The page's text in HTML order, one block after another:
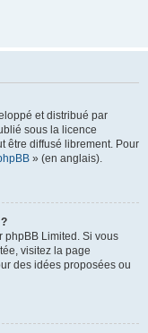
et distribué par
sous la licence
être diffusé librement. Pour
» (en anglais).
phpBB Limited. Si vous
visitez la page
des idées proposées ou